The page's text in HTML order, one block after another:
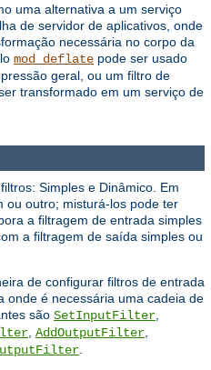
uma alternativa a um serviço
de servidor de aplicativos, onde
necessária no corpo da
mod_deflate pode ser usado
geral, ou um filtro de
transformado em um serviço de
Simples e Dinâmico. Em
ou outro; misturá-los pode ter
a filtragem de entrada simples
a filtragem de saída simples ou
de configurar filtros de entrada
onde é necessária uma cadeia de
são SetInputFilter
AddOutputFilter